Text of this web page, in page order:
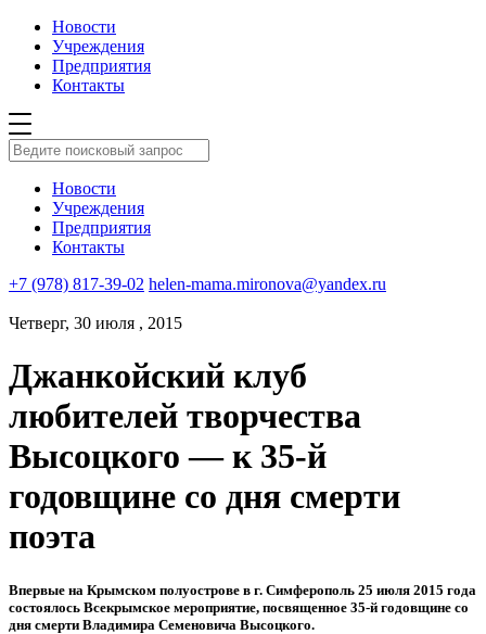
Новости
Учреждения
Предприятия
Контакты
Новости
Учреждения
Предприятия
Контакты
+7 (978) 817-39-02 helen-mama.mironova@yandex.ru
Четверг, 30 июля , 2015
Джанкойский клуб
любителей творчества
Высоцкого — к 35-й
годовщине со дня смерти
поэта
Впервые на Крымском полуострове в г. Симферополь 25 июля 2015 года
состоялось Всекрымское мероприятие, посвященное 35-й годовщине со
дня смерти Владимира Семеновича Высоцкого.